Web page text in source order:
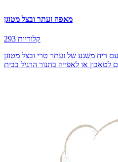
מאפה זעתר ובצל מטוגן
293 קלוריות
ריח משגע של זעתר טרי ובצל מטוגן
לטאבון או לאפייה בתנור הרגיל בבית